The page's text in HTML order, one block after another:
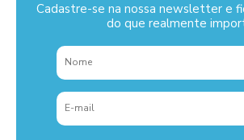
Cadastre-se na nossa newsletter e
do que realmente